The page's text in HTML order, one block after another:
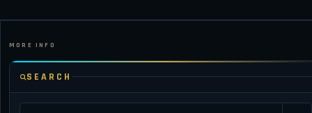
SEARCH